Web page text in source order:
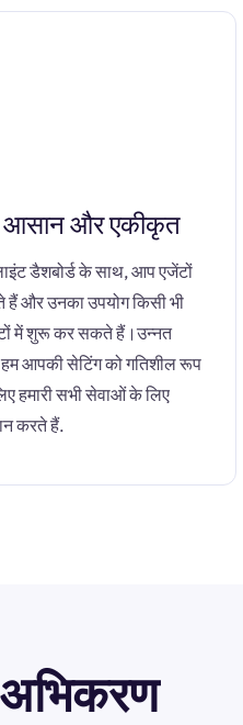
आसान और एकीकृत
डैशबोर्ड के साथ, आप एजेंटों
और उनका उपयोग किसी भी
में शुरू कर सकते हैं।उन्नत
आपकी सेटिंग को गतिशील रूप
हमारी सभी सेवाओं के लिए
करते हैं.
अभिकरण